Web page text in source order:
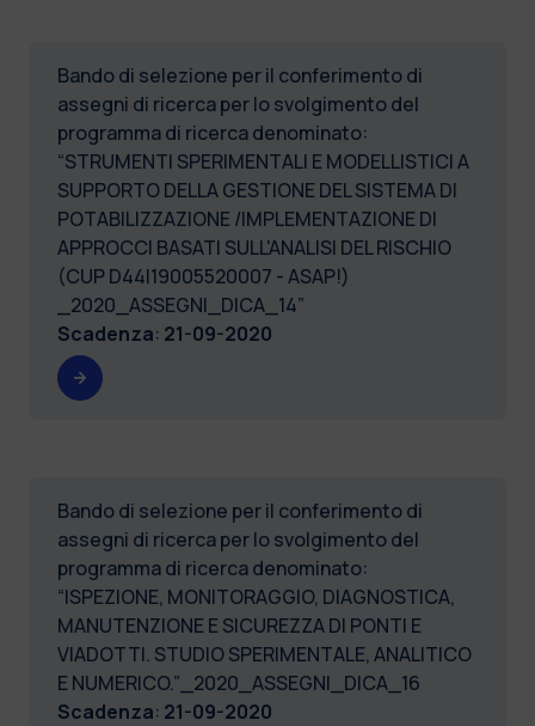
Bando di selezione per il conferimento di
assegni di ricerca per lo svolgimento del
programma di ricerca denominato:
“STRUMENTI SPERIMENTALI E MODELLISTICI A
SUPPORTO DELLA GESTIONE DEL SISTEMA DI
POTABILIZZAZIONE /IMPLEMENTAZIONE DI
APPROCCI BASATI SULL'ANALISI DEL RISCHIO
(CUP D44I19005520007 - ASAP!)
_2020_ASSEGNI_DICA_14”
Scadenza: 21-09-2020
Bando di selezione per il conferimento di
assegni di ricerca per lo svolgimento del
programma di ricerca denominato:
“ISPEZIONE, MONITORAGGIO, DIAGNOSTICA,
MANUTENZIONE E SICUREZZA DI PONTI E
VIADOTTI. STUDIO SPERIMENTALE, ANALITICO
E NUMERICO.”_2020_ASSEGNI_DICA_16
Scadenza: 21-09-2020